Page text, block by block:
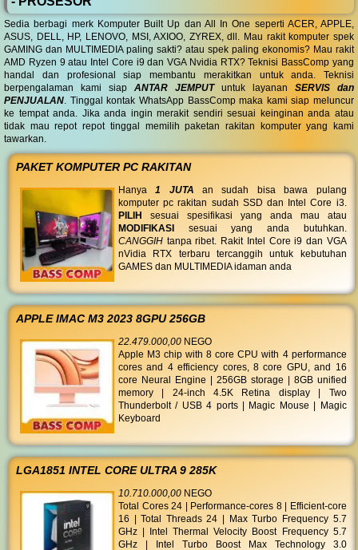
Sedia berbagi merk Komputer Built Up dan All In One seperti ACER, APPLE,
ASUS, DELL, HP, LENOVO, MSI, AXIOO, ZYREX, dll. Mau rakit komputer spek
GAMING dan MULTIMEDIA paling sakti? atau spek paling ekonomis? Mau rakit
AMD Ryzen 9 atau Intel Core i9 dan VGA Nvidia RTX? Teknisi BassComp yang
handal dan profesional siap membantu merakitkan untuk anda. Teknisi
berpengalaman kami siap ANTAR JEMPUTuntuk layanan SERVIS dan
PENJUALAN. Tinggal kontak WhatsApp BassComp maka kami siap meluncur
ke tempat anda. Jika anda ingin merakit sendiri sesuai keinginan anda atau
tidak mau repot repot tinggal memilih paketan rakitan komputer yang kami
tawarkan.
PAKET KOMPUTER PC RAKITAN
Hanya1 JUTA an sudah bisa bawa pulang
komputer pc rakitan sudah SSD dan Intel Core i3.
PILIH
sesuai spesifikasi yang anda mau atau
MODIFIKASI
sesuai yang anda butuhkan.
CANGGIH tanpa ribet. Rakit Intel Core i9 dan VGA
nVidia RTX terbaru tercanggih untuk kebutuhan
GAMES dan MULTIMEDIA idaman anda
APPLE IMAC M3 2023 8GPU 256GB
22.479.000,00 NEGO
Apple M3 chip with 8 core CPU with 4 performance
cores and 4 efficiency cores, 8 core GPU, and 16
core Neural Engine | 256GB storage | 8GB unified
memory | 24-inch 4.5K Retina display | Two
Thunderbolt / USB 4 ports | Magic Mouse | Magic
Keyboard
LGA1851 INTEL CORE ULTRA 9 285K
10.710.000,00 NEGO
Total Cores 24 | Performance-cores 8 | Efficient-core
16 | Total Threads 24 | Max Turbo Frequency 5.7
GHz | Intel Thermal Velocity Boost Frequency 5.7
GHz | Intel Turbo Boost Max Technology 3.0